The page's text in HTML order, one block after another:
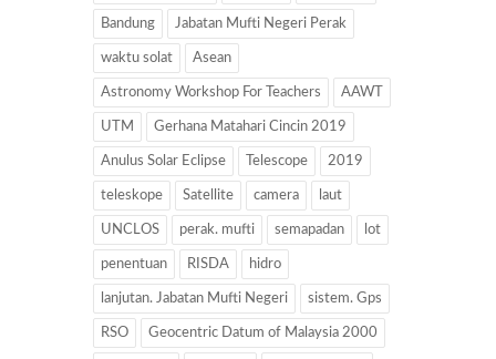
Bandung Jabatan Mufti Negeri Perak
waktu solat Asean
Astronomy Workshop For Teachers AAWT
UTM Gerhana Matahari Cincin 2019
Anulus Solar Eclipse Telescope 2019
teleskope Satellite camera laut
UNCLOS perak. mufti semapadan lot
penentuan RISDA hidro
lanjutan. Jabatan Mufti Negeri sistem. Gps
RSO Geocentric Datum of Malaysia 2000